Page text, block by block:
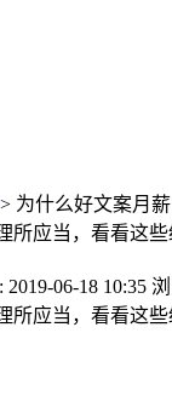
> 为什么好文案月
所应当，看看这些
06-18 10:35
所应当，看看这